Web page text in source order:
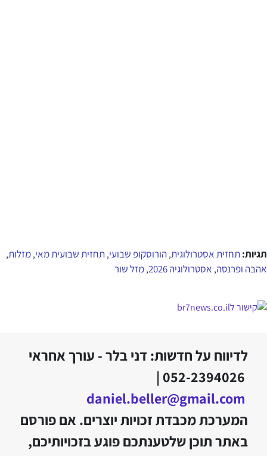
תגיות:תחזית אסטרולוגית,הורוסקופ שבועי,תחזית שבועית מאי,מזלות,
אהבה ופרנסה, אסטרולוגיה 2026 ,מזל שור
לדיווח על חדשות: דני בלר - עורך אחראי
052-2394026 |
daniel.beller@gmail.com
המערכת מכבדת זכויות יוצרים. אם פורסם
באתר תוכן שלטענתכם פוגע בזכויותיכם,